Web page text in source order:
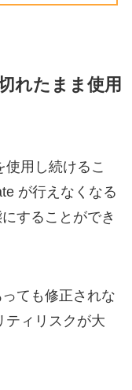
れたまま使用
用し続けるこ
が行えなくなる
することができ
ても修正されな
ティリスクが大